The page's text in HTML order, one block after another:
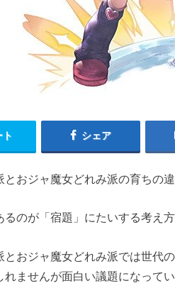
ト シェア
とおジャ魔女どれみ派の育ちの
るのが「宿題」にたいする考え
とおジャ魔女どれみ派では世代
れませんが面白い議題になって